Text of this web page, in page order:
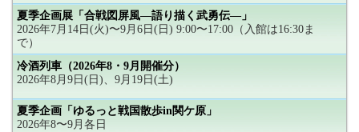
夏季企画展「合戦図屏風―語り描く武勇伝―」
2026年7月14日(火)〜9月6日(日) 9:00〜17:00（入館は16:30ま
で）
冷酒列車（2026年8・9月開催分）
2026年8月9日(日)、9月19日(土)
夏季企画「ゆるっと戦国散歩in関ケ原」
2026年8〜9月各日